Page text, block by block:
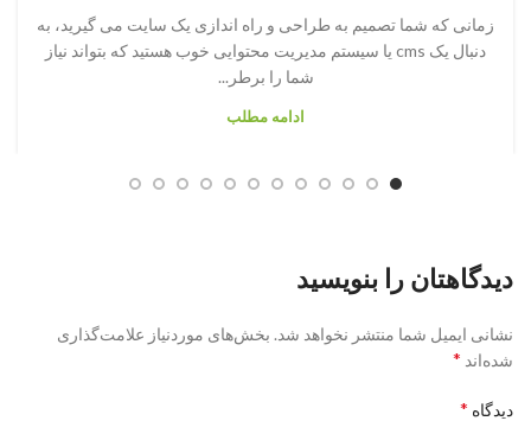
زمانی که شما تصمیم به طراحی و راه اندازی یک سایت می گیرید، به
دنبال یک cms یا سیستم مدیریت محتوایی خوب هستید که بتواند نیاز
شما را برطر...
ادامه مطلب
دیدگاهتان را بنویسید
نشانی ایمیل شما منتشر نخواهد شد. بخش‌های موردنیاز علامت‌گذاری
شده‌اند *
دیدگاه *